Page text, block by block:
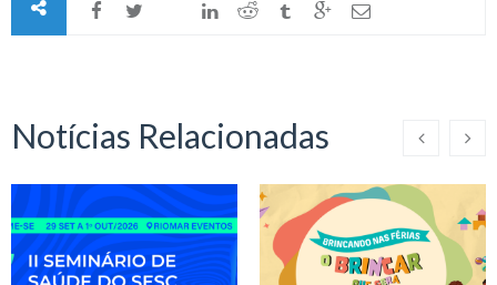
Notícias Relacionadas